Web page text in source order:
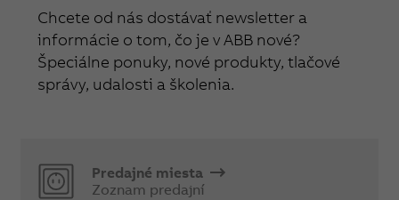
Chcete od nás dostávať newsletter a
informácie o tom, čo je v ABB nové?
Špeciálne ponuky, nové produkty, tlačové
správy, udalosti a školenia.
Predajné miesta
Zoznam predajní